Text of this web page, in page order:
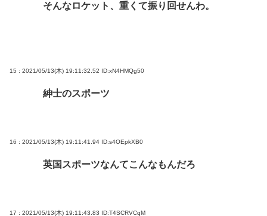
そんなロケット、重くて振り回せんわ。
15 : 2021/05/13(木) 19:11:32.52 ID:xN4HMQg50
紳士のスポーツ
16 : 2021/05/13(木) 19:11:41.94 ID:s4OEpkXB0
英国スポーツなんてこんなもんだろ
17 : 2021/05/13(木) 19:11:43.83 ID:T4SCRVCqM